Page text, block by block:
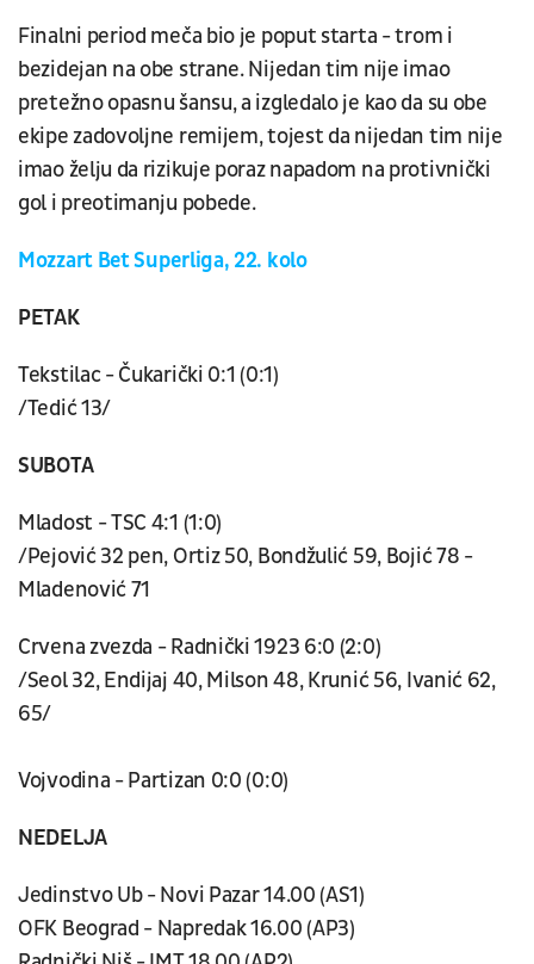
Finalni period meča bio je poput starta - trom i
bezidejan na obe strane. Nijedan tim nije imao
pretežno opasnu šansu, a izgledalo je kao da su obe
ekipe zadovoljne remijem, tojest da nijedan tim nije
imao želju da rizikuje poraz napadom na protivnički
gol i preotimanju pobede.
Mozzart Bet Superliga, 22. kolo
PETAK
Tekstilac - Čukarički 0:1 (0:1)
/Tedić 13/
SUBOTA
Mladost - TSC 4:1 (1:0)
/Pejović 32 pen, Ortiz 50, Bondžulić 59, Bojić 78 -
Mladenović 71
Crvena zvezda - Radnički 1923 6:0 (2:0)
/Seol 32, Endijaj 40, Milson 48, Krunić 56, Ivanić 62,
65/
Vojvodina - Partizan 0:0 (0:0)
NEDELJA
Jedinstvo Ub - Novi Pazar 14.00 (AS1)
OFK Beograd - Napredak 16.00 (AP3)